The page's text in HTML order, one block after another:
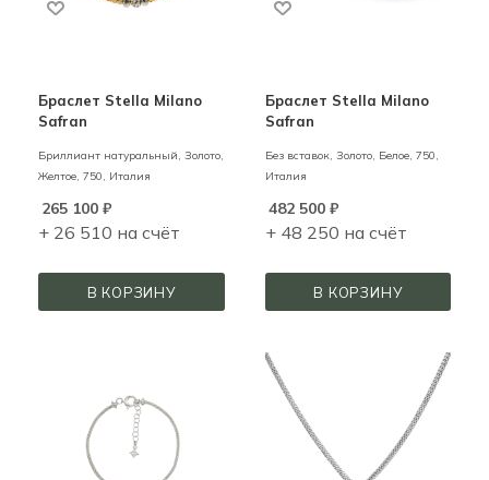
Браслет Stella Milano
Safran
Бриллиант натуральный, Золото,
Желтое, 750, Италия
265 100 ₽
+ 26 510 на счёт
В КОРЗИНУ
Браслет Stella Milano
Safran
Без вставок, Золото, Белое, 750,
Италия
482 500₽
+ 48 250 на счёт
В КОРЗИНУ